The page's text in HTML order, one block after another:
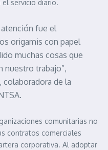
servicio diario.
atención fue el
origamis con papel
muchas cosas que
nuestro trabajo”,
de la
comunitarias no
contratos comerciales
corporativa. Al adoptar